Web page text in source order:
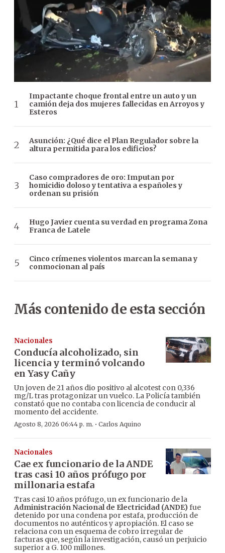
Impactante choque frontal entre un auto y un
camión deja dos mujeres fallecidas en Arroyos y
Esteros
Asunción: ¿Qué dice el Plan Regulador sobre la
altura permitida para los edificios?
Caso compradores de oro: Imputan por
homicidio doloso y tentativa a españoles y
ordenan su prisión
Hugo Javier cuenta su verdad en programa Zona
Franca de Latele
Cinco crímenes violentos marcan la semana y
conmocionan al país
Más contenido de esta sección
Nacionales
Conducía alcoholizado, sin
licencia y terminó volcando
en Yasy Cañy
Un joven de 21 años dio positivo al alcotest con 0,336
mg/L tras protagonizar un vuelco. La Policía también
constató que no contaba con licencia de conducir al
momento del accidente.
Agosto 8, 2026 06:44 p. m. · Carlos Aquino
Nacionales
Cae ex funcionario de la ANDE
tras casi 10 años prófugo por
millonaria estafa
Tras casi 10 años prófugo, un ex funcionario de la
Administración Nacional de Electricidad (ANDE)fue
detenido por una condena por estafa, producción de
documentos no auténticos y apropiación. El caso se
relaciona con un esquema de cobro irregular de
facturas que, según la investigación, causó un perjuicio
superior a G. 100 millones.